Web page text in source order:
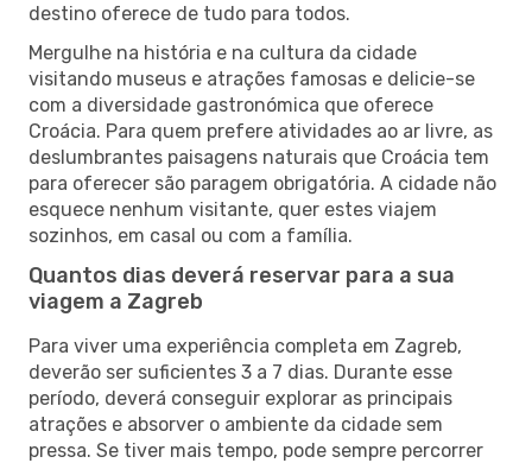
destino oferece de tudo para todos.
Mergulhe na história e na cultura da cidade
visitando museus e atrações famosas e delicie-se
com a diversidade gastronómica que oferece
Croácia. Para quem prefere atividades ao ar livre, as
deslumbrantes paisagens naturais que Croácia tem
para oferecer são paragem obrigatória. A cidade não
esquece nenhum visitante, quer estes viajem
sozinhos, em casal ou com a família.
Quantos dias deverá reservar para a sua
viagem a Zagreb
Para viver uma experiência completa em Zagreb,
deverão ser suficientes 3 a 7 dias. Durante esse
período, deverá conseguir explorar as principais
atrações e absorver o ambiente da cidade sem
pressa. Se tiver mais tempo, pode sempre percorrer